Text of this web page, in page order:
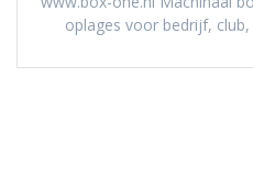
oplages voor bedrijf,